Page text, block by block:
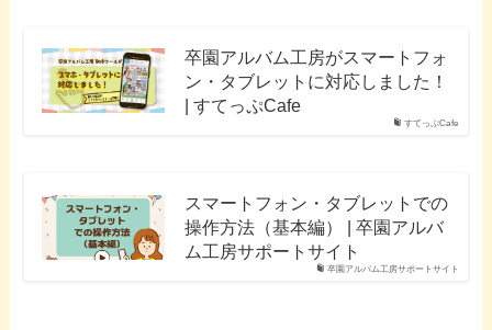
すてっぷCafe
卒園アルバム工房がスマートフォ
ン・タブレットに対応しました！
| すてっぷCafe
卒園アルバム工房サポートサイト
スマートフォン・タブレットでの
操作方法（基本編） | 卒園アルバ
ム工房サポートサイト